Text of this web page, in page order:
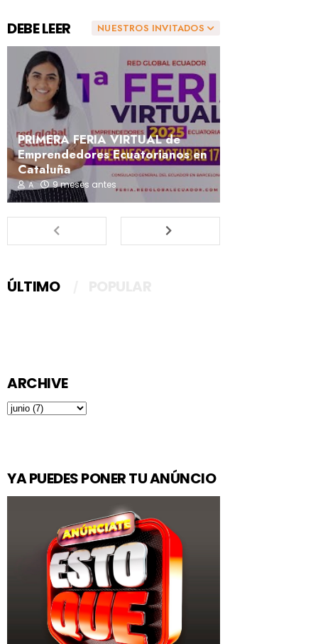
NUESTROS INVITADOS
DEBE LEER
PRIMERA FERIA VIRTUAL de
Emprendedores Ecuatorianos en
Cataluña
A 9 meses antes
ÚLTIMO
ARCHIVE
YA PUEDES PONER TU ANÚNCIO